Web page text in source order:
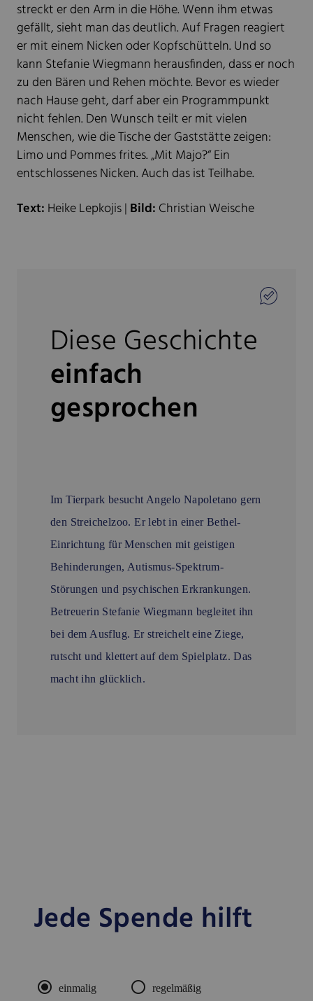
streckt er den Arm in die Höhe. Wenn ihm etwas
gefällt, sieht man das deutlich. Auf Fragen reagiert
er mit einem Nicken oder Kopfschütteln. Und so
kann Stefanie Wiegmann herausfinden, dass er noch
zu den Bären und Rehen möchte. Bevor es wieder
nach Hause geht, darf aber ein Programmpunkt
nicht fehlen. Den Wunsch teilt er mit vielen
Menschen, wie die Tische der Gaststätte zeigen:
Limo und Pommes frites. „Mit Majo?“ Ein
entschlossenes Nicken. Auch das ist Teilhabe.
Text: Heike Lepkojis | Bild: Christian Weische
Diese Geschichte
einfach
gesprochen
Im Tierpark besucht Angelo Napoletano gern
den Streichelzoo. Er lebt in einer Bethel-
Einrichtung für Menschen mit geistigen
Behinderungen, Autismus-Spektrum-
Störungen und psychischen Erkrankungen.
Betreuerin Stefanie Wiegmann begleitet ihn
bei dem Ausflug. Er streichelt eine Ziege,
rutscht und klettert auf dem Spielplatz. Das
macht ihn glücklich.
Jede Spende hilft
radio_button_checked einmalig radio_button_unchecked regelmäßig